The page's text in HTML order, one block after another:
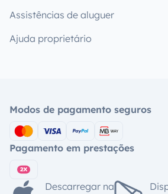
Assistências de aluguer
Ajuda proprietário
Modos de pagamento seguros
Pagamento em prestações
Descarregar na